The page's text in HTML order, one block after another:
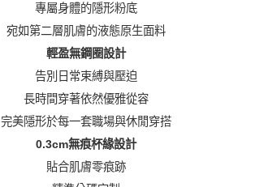
請選擇規格
專屬身體的隱形粉底
宛如第二層肌膚的液態原生面料
輕盈無鋼圈設計
告別日常束縛與壓迫
長時間穿著依然優雅從容
完美隱形於每一套職場與休閒穿搭
0.3cm無痕杯緣設計
貼合肌膚零痕跡